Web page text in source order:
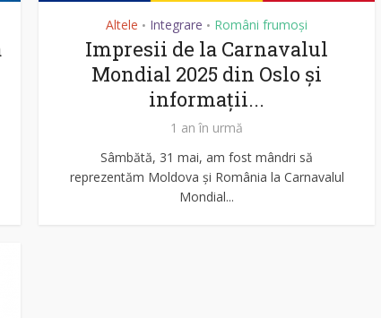
Altele • Integrare • Români frumoși
Impresii de la Carnavalul
Mondial 2025 din Oslo și
informații...
1 an în urmă
Sâmbătă, 31 mai, am fost mândri să
reprezentăm Moldova și România la Carnavalul
Mondial...